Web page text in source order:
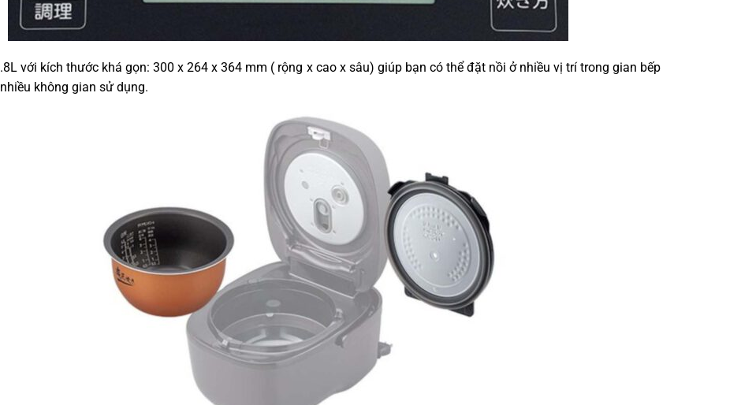
với kích thước khá gọn: 300 x 264 x 364 mm ( rộng x cao x sâu) giúp bạn có thể đặt nồi ở nhiều vị trí trong gian bếp
không gian sử dụng.